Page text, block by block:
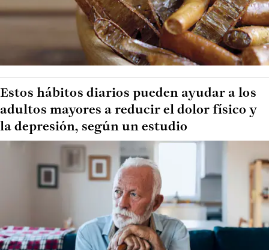
Estos hábitos diarios pueden ayudar a los
adultos mayores a reducir el dolor físico y
la depresión, según un estudio